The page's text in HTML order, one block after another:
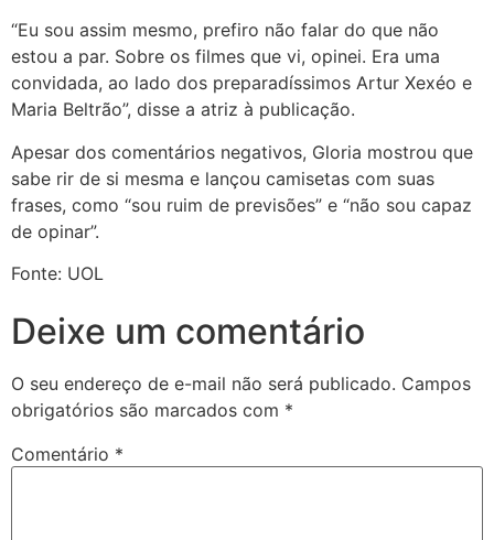
“Eu sou assim mesmo, prefiro não falar do que não
estou a par. Sobre os filmes que vi, opinei. Era uma
convidada, ao lado dos preparadíssimos Artur Xexéo e
Maria Beltrão”, disse a atriz à publicação.
Apesar dos comentários negativos, Gloria mostrou que
sabe rir de si mesma e lançou camisetas com suas
frases, como “sou ruim de previsões” e “não sou capaz
de opinar”.
Fonte: UOL
Deixe um comentário
O seu endereço de e-mail não será publicado. Campos
obrigatórios são marcados com *
Comentário *